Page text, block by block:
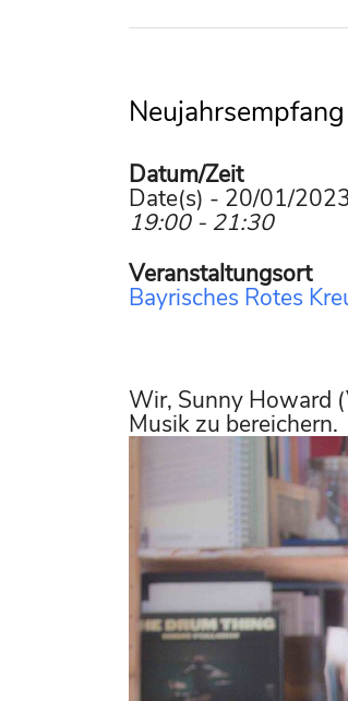
Datum/Zeit
Date(s) - 20/01/2023
19:00 - 21:30
Veranstaltungsort
Bayrisches Rotes
Wir, Sunny Howard
Musik zu bereichern.